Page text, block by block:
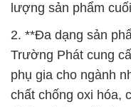
lượng sản phẩm
2. **Đa dạng sản
Trường Phát cung
phụ gia cho ngành
chất chống oxi hóa,